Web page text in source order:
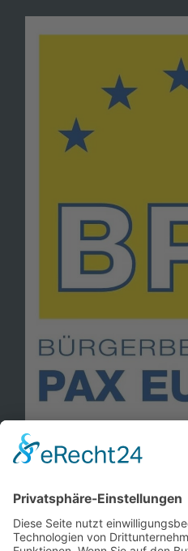
Kontakt
Mitglied werden!